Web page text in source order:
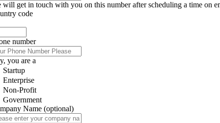
will get in touch with you on this number after scheduling a time on
code
number
you are a
Startup
Enterprise
Non-Profit
Government
Name (optional)